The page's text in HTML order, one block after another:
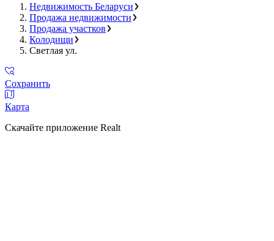
Недвижимость Беларуси
Продажа недвижимости
Продажа участков
Колодищи
Светлая ул.
Сохранить
Карта
Скачайте приложение Realt